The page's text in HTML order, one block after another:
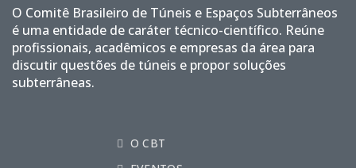
O Comitê Brasileiro de Túneis e Espaços Subterrâneos
é uma entidade de caráter técnico-científico. Reúne
profissionais, acadêmicos e empresas da área para
discutir questões de túneis e propor soluções
subterrâneas.
O CBT